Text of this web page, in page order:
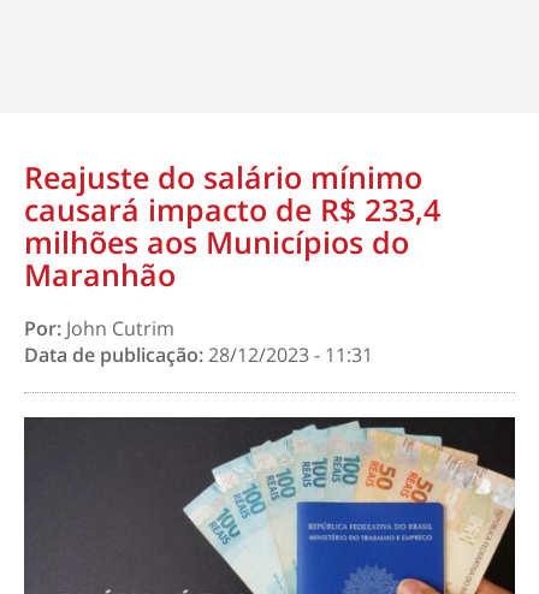
Reajuste do salário mínimo
causará impacto de R$ 233,4
milhões aos Municípios do
Maranhão
Por: John Cutrim
Data de publicação:28/12/2023 - 11:31